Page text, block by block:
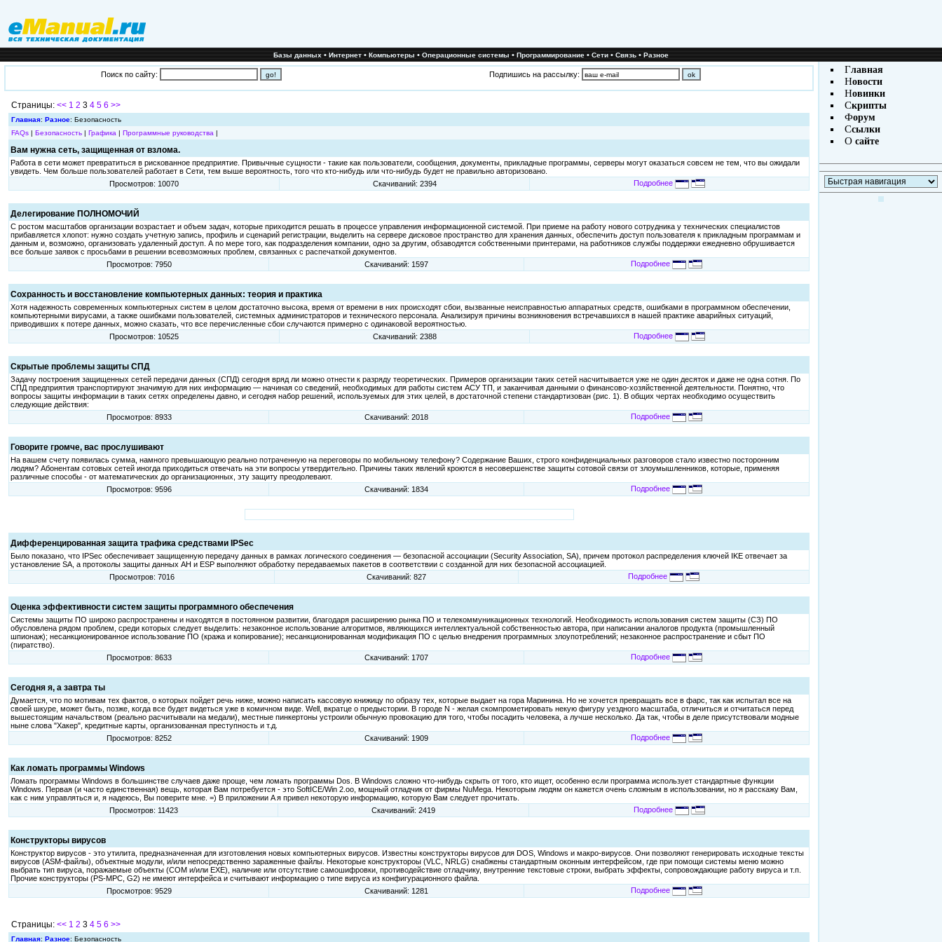
Базы данных•Интернет•Компьютеры•Операционные системы•Программирование•Сети•Связь•Разное
Поиск по сайту: Подпишись на рассылку:
Страницы: << 1 2 3 4 5 6 >>
Главная: Разное: Безопасность
FAQs | Безопасность | Графика | Программные руководства |
Вам нужна сеть, защищенная от взлома.
Работа в сети может превратиться в рискованное предприятие. Привычные сущности - такие как пользователи, сообщения, документы, прикладные программы, серверы могут оказаться совсем не тем, что вы ожидали
увидеть. Чем больше пользователей работает в Сети, тем выше вероятность, того что кто-нибудь или что-нибудь будет не правильно авторизовано.
Просмотров: 10070
Скачиваний: 2394 Подробнее
Делегирование ПОЛНОМОЧИЙ
С ростом масштабов организации возрастает и объем задач, которые приходится решать в процессе управления информационной системой. При приеме на работу нового сотрудника у технических специалистов
прибавляется хлопот: нужно создать учетную запись, профиль и сценарий регистрации, выделить на сервере дисковое пространство для хранения данных, обеспечить доступ пользователя к прикладным программам и
данным и, возможно, организовать удаленный доступ. А по мере того, как подразделения компании, одно за другим, обзаводятся собственными принтерами, на работников службы поддержки ежедневно обрушивается
все больше заявок с просьбами в решении всевозможных проблем, связанных с распечаткой документов.
Просмотров: 7950
Скачиваний: 1597 Подробнее
Сохранность и восстановление компьютерных данных: теория и практика
Хотя надежность современных компьютерных систем в целом достаточно высока, время от времени в них происходят сбои, вызванные неисправностью аппаратных средств, ошибками в программном обеспечении,
компьютерными вирусами, а также ошибками пользователей, системных администраторов и технического персонала. Анализируя причины возникновения встречавшихся в нашей практике аварийных ситуаций,
приводивших к потере данных, можно сказать, что все перечисленные сбои случаются примерно с одинаковой вероятностью.
Просмотров: 10525
Скачиваний: 2388 Подробнее
Скрытые проблемы защиты СПД
Задачу построения защищенных сетей передачи данных (СПД) сегодня вряд ли можно отнести к разряду теоретических. Примеров организации таких сетей насчитывается уже не один десяток и даже не одна сотня. По
СПД предприятия транспортируют значимую для них информацию — начиная со сведений, необходимых для работы систем АСУ ТП, и заканчивая данными о финансово-хозяйственной деятельности. Понятно, что
вопросы защиты информации в таких сетях определены давно, и сегодня набор решений, используемых для этих целей, в достаточной степени стандартизован (рис. 1). В общих чертах необходимо осуществить
следующие действия:
Просмотров: 8933
Скачиваний: 2018 Подробнее
Говорите громче, вас прослушивают
На вашем счету появилась сумма, намного превышающую реально потраченную на переговоры по мобильному телефону? Содержание Ваших, строго конфиденциальных разговоров стало известно посторонним
людям? Абонентам сотовых сетей иногда приходиться отвечать на эти вопросы утвердительно. Причины таких явлений кроются в несовершенстве защиты сотовой связи от злоумышленников, которые, применяя
различные способы - от математических до организационных, эту защиту преодолевают.
Просмотров: 9596
Скачиваний: 1834 Подробнее
Дифференцированная защита трафика средствами IPSес
Было показано, что IPSec обеспечивает защищенную передачу данных в рамках логического соединения — безопасной ассоциации (Security Association, SA), причем протокол распределения ключей IKE отвечает за
установление SA, а протоколы защиты данных AH и ESP выполняют обработку передаваемых пакетов в соответствии с созданной для них безопасной ассоциацией.
Просмотров: 7016
Скачиваний: 827 Подробнее
Оценка эффективности систем защиты программного обеспечения
Системы защиты ПО широко распространены и находятся в постоянном развитии, благодаря расширению рынка ПО и телекоммуникационных технологий. Необходимость использования систем защиты (СЗ) ПО
обусловлена рядом проблем, среди которых следует выделить: незаконное использование алгоритмов, являющихся интеллектуальной собственностью автора, при написании аналогов продукта (промышленный
шпионаж); несанкционированное использование ПО (кража и копирование); несанкционированная модификация ПО с целью внедрения программных злоупотреблений; незаконное распространение и сбыт ПО
(пиратство).
Просмотров: 8633
Скачиваний: 1707 Подробнее
Сегодня я, а завтра ты
Думается, что по мотивам тех фактов, о которых пойдет речь ниже, можно написать кассовую книжицу по образу тех, которые выдает на гора Маринина. Но не хочется превращать все в фарс, так как испытал все на
своей шкуре, может быть, позже, когда все будет видеться уже в комичном виде. Well, вкратце о предыстории. В городе N - желая скомпрометировать некую фигуру уездного масштаба, отличиться и отчитаться перед
вышестоящим начальством (реально расчитывали на медали), местные пинкертоны устроили обычную провокацию для того, чтобы посадить человека, а лучше несколько. Да так, чтобы в деле присутствовали модные
ныне слова "Хакер", кредитные карты, организованная преступность и т.д.
Просмотров: 8252
Скачиваний: 1909 Подробнее
Как ломать программы Windows
Ломать программы Windows в большинстве случаев даже проще, чем ломать программы Dos. В Windows сложно что-нибудь скрыть от того, кто ищет, особенно если программа использует стандартные функции
Windows. Первая (и часто единственная) вещь, которая Вам потребуется - это SoftICE/Win 2.oo, мощный отладчик от фирмы NuMega. Некоторым людям он кажется очень сложным в использовании, но я расскажу Вам,
как с ним управляться и, я надеюсь, Вы поверите мне. =) В приложении A я привел некоторую информацию, которую Вам следует прочитать.
Просмотров: 11423
Скачиваний: 2419 Подробнее
Конструкторы вирусов
Конструктор вирусов - это утилита, предназначенная для изготовления новых компьютерных вирусов. Известны конструкторы вирусов для DOS, Windows и макро-вирусов. Они позволяют генерировать исходные тексты
вирусов (ASM-файлы), объектные модули, и/или непосредственно зараженные файлы. Некоторые конструктороы (VLC, NRLG) снабжены стандартным оконным интерфейсом, где при помощи системы меню можно
выбрать тип вируса, поражаемые объекты (COM и/или EXE), наличие или отсутствие самошифровки, противодействие отладчику, внутренние текстовые строки, выбрать эффекты, сопровождающие работу вируса и т.п.
Прочие конструкторы (PS-MPC, G2) не имеют интерфейса и считывают информацию о типе вируса из конфигурационного файла.
Просмотров: 9529
Скачиваний: 1281 Подробнее
Страницы: << 1 2 3 4 5 6 >>
Главная: Разное: Безопасность
Главная
Новости
Новинки
Скрипты
Форум
Ссылки
Осайте